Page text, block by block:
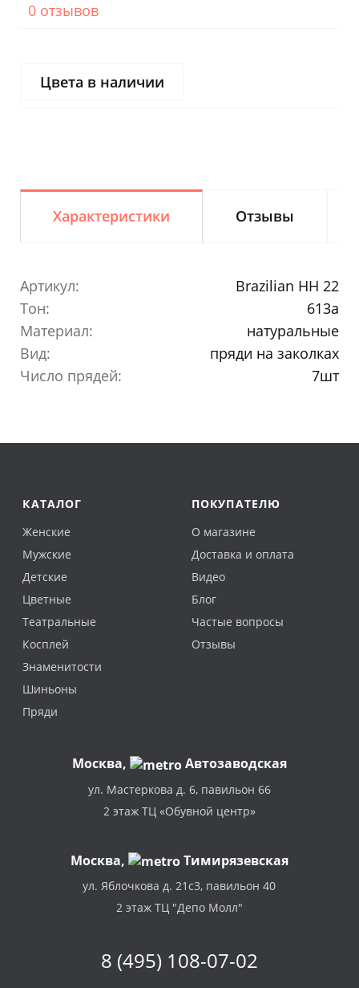
0 отзывов
Цвета в наличии
Характеристики Отзывы
Артикул:
Brazilian HH 22
Тон:
613a
Материал:
натуральные
Вид:
пряди на заколках
Число прядей:
7шт
КАТАЛОГ
Женские
Мужские
Детские
Цветные
Театральные
Косплей
Знаменитости
Шиньоны
Пряди
ПОКУПАТЕЛЮ
О магазине
Доставка и оплата
Видео
Блог
Частые вопросы
Отзывы
Москва, Автозаводская
ул. Мастеркова д. 6, павильон 66
2 этаж ТЦ «Обувной центр»
Москва, Тимирязевская
ул. Яблочкова д. 21с3, павильон 40
2 этаж ТЦ "Депо Молл"
8 (495) 108-07-02